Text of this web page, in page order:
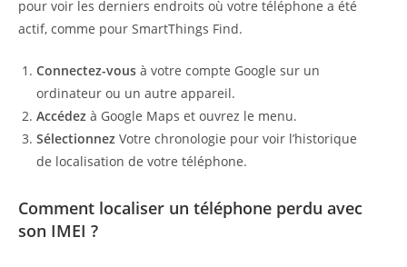
pour voir les derniers endroits où votre téléphone a été
actif, comme pour SmartThings Find.
Connectez-vous à votre compte Google sur un
ordinateur ou un autre appareil.
Accédez à Google Maps et ouvrez le menu.
Sélectionnez Votre chronologie pour voir l’historique
de localisation de votre téléphone.
Comment localiser un téléphone perdu avec
son IMEI ?